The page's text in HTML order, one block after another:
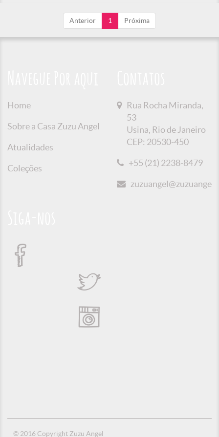
Anterior 1 Próxima
Home
Sobre a Casa Zuzu Angel
Atualidades
Coleções
Rua Rocha Miranda,
53
Usina, Rio de Janeiro
CEP: 20530-450
+55 (21) 2238-8479
© 2016 Copyright Zuzu Angel